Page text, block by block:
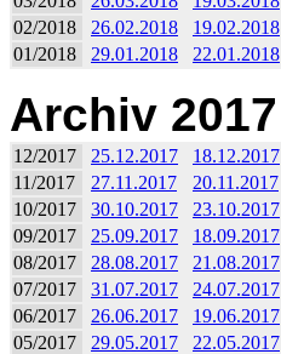
02/2018
26.02.2018 19.02.2018
01/2018
29.01.2018 22.01.2018
Archiv 2017
12/2017 25.12.2017 18.12.2017
11/2017
27.11.2017 20.11.2017
10/2017
30.10.2017 23.10.2017
09/2017
25.09.2017 18.09.2017
08/2017
28.08.2017 21.08.2017
07/2017
31.07.2017 24.07.2017
06/2017
26.06.2017 19.06.2017
05/2017
29.05.2017 22.05.2017